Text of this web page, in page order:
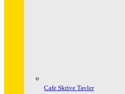
Cafe Skrive Tavler